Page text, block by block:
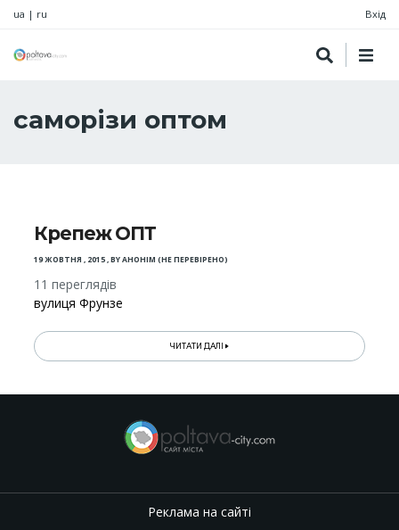
ua | ru Вхід
саморізи оптом
Крепеж ОПТ
19 ЖОВТНЯ , 2015,BYАНОНІМ (НЕ ПЕРЕВІРЕНО)
11 переглядів
вулиця Фрунзе
ЧИТАТИ ДАЛІ
Реклама на сайті